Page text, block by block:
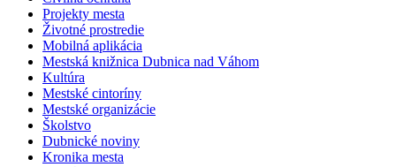
Projekty mesta
Životné prostredie
Mobilná aplikácia
Mestská knižnica Dubnica nad Váhom
Kultúra
Mestské cintoríny
Mestské organizácie
Školstvo
Dubnické noviny
Kronika mesta